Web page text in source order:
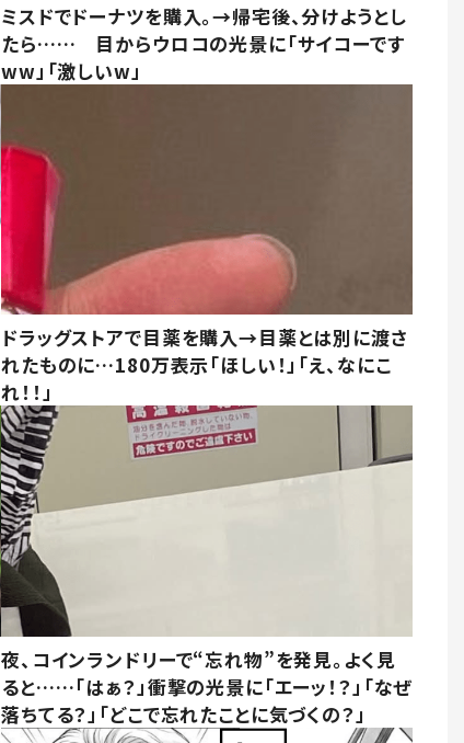
ミスドでドーナツを購入。→帰宅後、分けようとし
たら…… 目からウロコの光景に「サイコーです
ww」「激しいw」
ドラッグストアで目薬を購入→目薬とは別に渡さ
れたものに…180万表示「ほしい！」「え、なにこ
れ！！」
夜、コインランドリーで“忘れ物”を発見。よく見
ると……「はぁ？」衝撃の光景に「エーッ！？」「なぜ
落ちてる？」「どこで忘れたことに気づくの？」